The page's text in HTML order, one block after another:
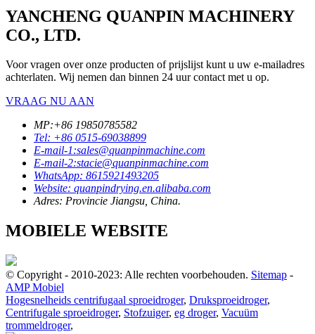
YANCHENG QUANPIN MACHINERY
CO., LTD.
Voor vragen over onze producten of prijslijst kunt u uw e-mailadres
achterlaten. Wij nemen dan binnen 24 uur contact met u op.
VRAAG NU AAN
MP:+86 19850785582
Tel: +86 0515-69038899
E-mail-1:sales@quanpinmachine.com
E-mail-2:stacie@quanpinmachine.com
WhatsApp: 8615921493205
Website: quanpindrying.en.alibaba.com
Adres: Provincie Jiangsu, China.
MOBIELE WEBSITE
© Copyright - 2010-2023: Alle rechten voorbehouden. Sitemap -
AMP Mobiel
Hogesnelheids centrifugaal sproeidroger, Druksproeidroger,
Centrifugale sproeidroger, Stofzuiger, eg droger, Vacuüm
trommeldroger,